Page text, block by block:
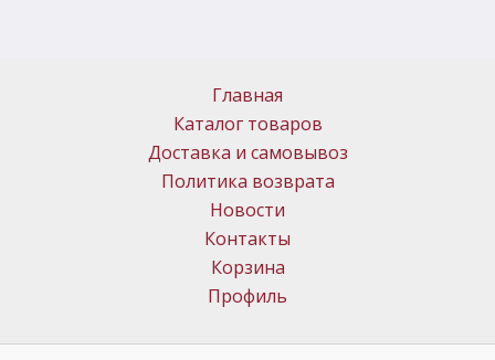
Главная
Каталог товаров
Доставка и самовывоз
Политика возврата
Новости
Контакты
Корзина
Профиль